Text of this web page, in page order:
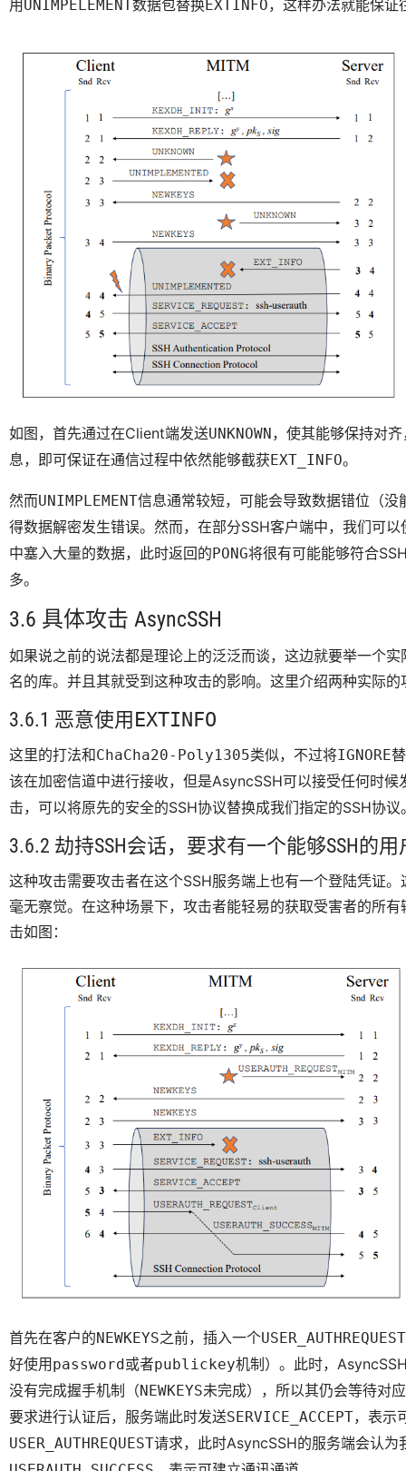
用 UNIMPELEMENT 数据包替换EXTINFO，这样办法就能保证
如图，首先通过在Client端发送UNKNOWN，使其能够保持对
息，即可保证在通信过程中依然能够截获EXT_INFO。
然而UNIMPLEMENT信息通常较短，可能会导致数据错位（
得数据解密发生错误。然而，在部分SSH客户端中，我们可以
中塞入大量的数据，此时返回的PONG将很有可能能够符合
多。
3.6 具体攻击 AsyncSSH
如果说之前的说法都是理论上的泛泛而谈，这边就要举一个实
名的库。并且其就受到这种攻击的影响。这里介绍两种实际的
3.6.1 恶意使用 EXTINFO
这里的打法和ChaCha20-Poly1305类似，不过将IGNORE
该在加密信道中进行接收，但是AsyncSSH可以接受任何时候
击，可以将原先的安全的SSH协议替换成我们指定的SSH协议
3.6.2 劫持SSH会话，要求有一个能够SSH的
这种攻击需要攻击者在这个SSH服务端上也有一个登陆凭证
毫无察觉。在这种场景下，攻击者能轻易的获取受害者的所
击如图：
首先在客户的NEWKEYS之前，插入一个USER_AUTHREQUEST
好使用 password或者publickey机制）。此时，
没有完成握手机制（NEWKEYS未完成），所以其仍会等待对
要求进行认证后，服务端此时发送SERVICE_ACCEPT，表示
USER_AUTHREQUEST请求，此时AsyncSSH的服务端会认为